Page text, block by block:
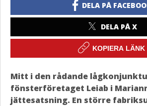
DELA PÅ
DELA PÅ X
KOPIERA LÄNK
Mitt i den rådande
fönsterföretaget Leiab i
jättesatsning. En större